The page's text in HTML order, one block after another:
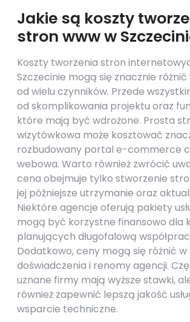
Jakie są koszty
stron www w
Koszty tworzenia stron
Szczecinie mogą się znacznie różnić
od wielu czynników. Przede
od skomplikowania projektu oraz
które mają być wdrożone. Prosta
wizytówkowa może kosztować
rozbudowany portal e-commerce
webowa. Warto również zwrócić
cena obejmuje tylko stworzenie
jej późniejsze utrzymanie oraz
Niektóre agencje oferują pakiety
mogą być korzystne finansowo dla
planujących długofalową
Dodatkowo, ceny mogą się różnić w
doświadczenia i renomy agencji.
uznane firmy mają wyższe stawki,
również zapewnić lepszą jakość
wsparcie techniczne.